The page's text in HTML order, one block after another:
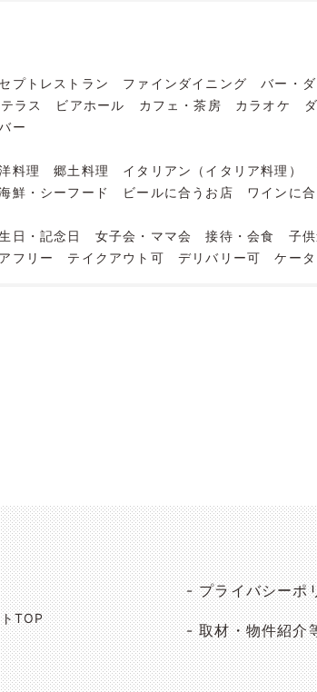
プトレストラン ファインダイニング バー・
ラス
ビアホール カフェ・茶房 カラオケ
ー
料理 郷土料理 イタリアン（イタリア料理）
鮮・シーフード ビールに合うお店 ワインに
日・記念日 女子会・ママ会 接待・会食 子
フリー テイクアウト可 デリバリー可 ケー
TOP
プライバシーポ
取材・物件紹介